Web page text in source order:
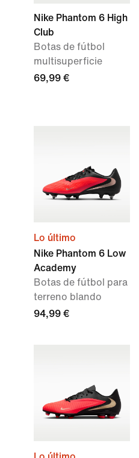
Nike Phantom 6 High
Club
Botas de fútbol
multisuperficie
69,99 €
Lo último
Nike Phantom 6 Low
Academy
Botas de fútbol para
terreno blando
94,99 €